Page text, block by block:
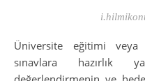
Üniversite eğitimi veya iş fırsatları için uluslararası
sınavlara hazırlık